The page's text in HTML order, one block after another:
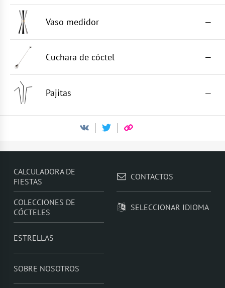
Vaso medidor —
Cuchara de cóctel —
Pajitas —
CALCULADORA DE
FIESTAS
COLECCIONES DE
CÓCTELES
ESTRELLAS
SOBRE NOSOTROS
CONTACTOS
SELECCIONAR IDIOMA